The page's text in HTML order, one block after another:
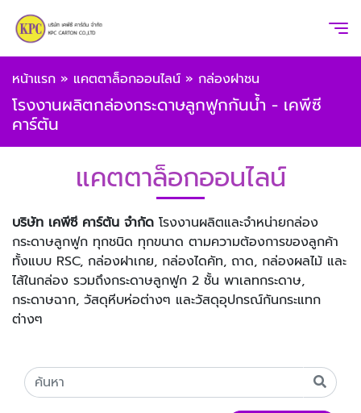
หน้าแรก » แคตตาล็อกออนไลน์ » กล่องฝาชน
โรงงานผลิตกล่องกระดาษลูกฟูกกันน้ำ - เคพีซี
คาร์ตัน
แคตตาล็อกออนไลน์
บริษัท เคพีซี คาร์ตัน จำกัด โรงงานผลิตและจำหน่ายกล่อง
กระดาษลูกฟูก ทุกชนิด ทุกขนาด ตามความต้องการของลูกค้า
ทั้งแบบ RSC, กล่องฝาเกย, กล่องไดคัท, ถาด, กล่องผลไม้ และ
ไส้ในกล่อง รวมถึงกระดาษลูกฟูก 2 ชั้น พาเลทกระดาษ,
กระดาษฉาก, วัสดุหีบห่อต่างๆ และวัสดุอุปกรณ์กันกระแทก
ต่างๆ